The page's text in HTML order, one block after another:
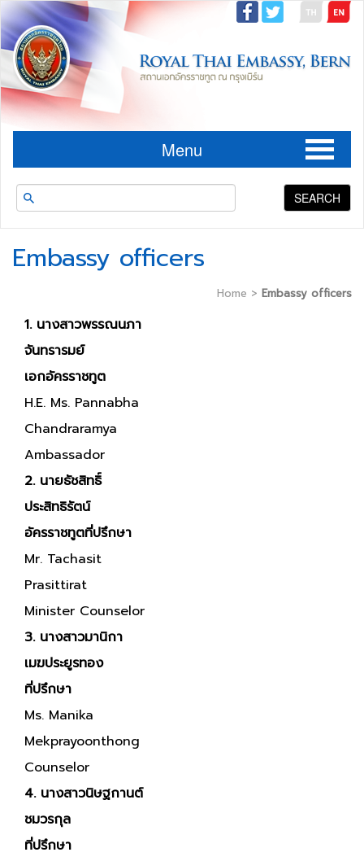
Menu
SEARCH
Embassy officers
Home > Embassy officers
1. นางสาวพรรณนภา
จันทรารมย์
เอกอัครราชทูต
H.E. Ms. Pannabha
Chandraramya
Ambassador
2. นายธัชสิทธิ์
ประสิทธิรัตน์
อัครราชทูตที่ปรึกษา
Mr. Tachasit
Prasittirat
Minister Counselor
3. นางสาวมานิกา
เมฆประยูรทอง
ที่ปรึกษา
Ms. Manika
Mekprayoonthong
Counselor
4. นางสาวนิษฐกานต์
ชมวรกุล
ที่ปรึกษา